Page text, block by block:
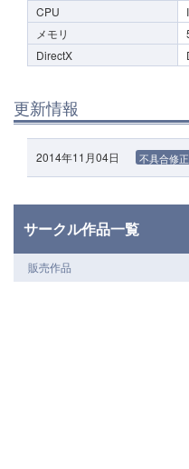
CPU
メモリ
DirectX
更新情報
2014年11月04日 不具合修正
サークル作品一覧
販売作品